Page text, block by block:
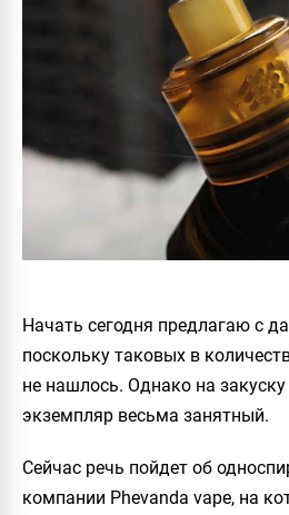
Начать сегодня предлагаю с
поскольку таковых в
не нашлось. Однако на
экземпляр весьма занятный.
Сейчас речь пойдет об
компании Phevanda vape, на